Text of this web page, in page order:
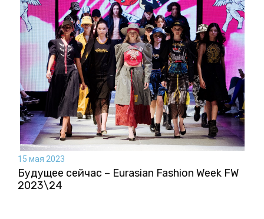
15 мая 2023
Будущее сейчас – Eurasian Fashion Week FW
2023\24